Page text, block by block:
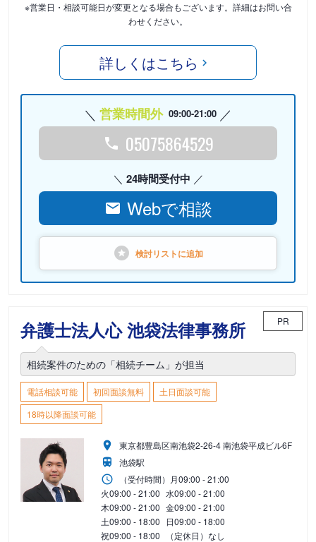
※営業日・相談可能日が変更となる場合もございます。詳細はお問い合
わせください。
詳しくはこちら
営業時間外 09:00-21:00
05075864529
24時間受付中
Webで相談
検討リストに追加
弁護士法人心 池袋法律事務所 PR
相続案件のための「相続チーム」が担当
電話相談可能 初回面談無料
土日面談可能
18時以降面談可能
東京都豊島区南池袋2-26-4 南池袋平成ビル6F
池袋駅
（受付時間） 月09:00 - 21:00
火09:00 - 21:00 水09:00 - 21:00
木09:00 - 21:00 金09:00 - 21:00
土09:00 - 18:00 日09:00 - 18:00
祝09:00 - 18:00 （定休日）なし